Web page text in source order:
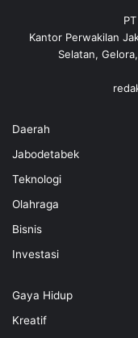
Kantor Perwakilan
Selatan,
Daerah
Jabodetabek
Teknologi
Olahraga
Bisnis
Investasi
Gaya Hidup
Kreatif